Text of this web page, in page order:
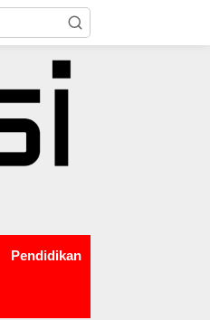
Pendidikan